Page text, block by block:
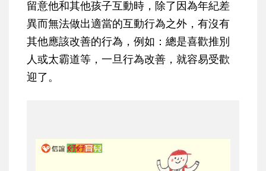
留意他和其他孩子互動時，除了因為年紀差
異而無法做出適當的互動行為之外，有沒有
其他應該改善的行為，例如：總是喜歡推別
人或太霸道等，一旦行為改善，就容易受歡
迎了。